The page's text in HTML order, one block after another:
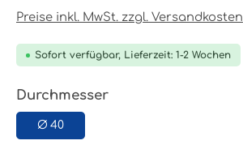
Preise inkl. MwSt. zzgl. Versandkosten
Sofort verfügbar, Lieferzeit: 1-2 Wochen
Durchmesserauswählen
Ø 40